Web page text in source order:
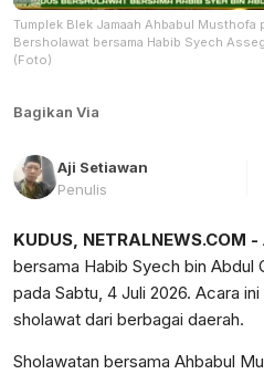
Tumplek Blek Jamaah Ahbabul Musthofa
Bersholawat bersama Habib Syech
(Foto)
Bagikan Via
Aji Setiawan
Penulis
KUDUS, NETRALNEWS.COM -
bersama Habib Syech bin
pada Sabtu, 4 Juli 2026. Acara
sholawat dari berbagai daerah.
Sholawatan bersama Ahbabul